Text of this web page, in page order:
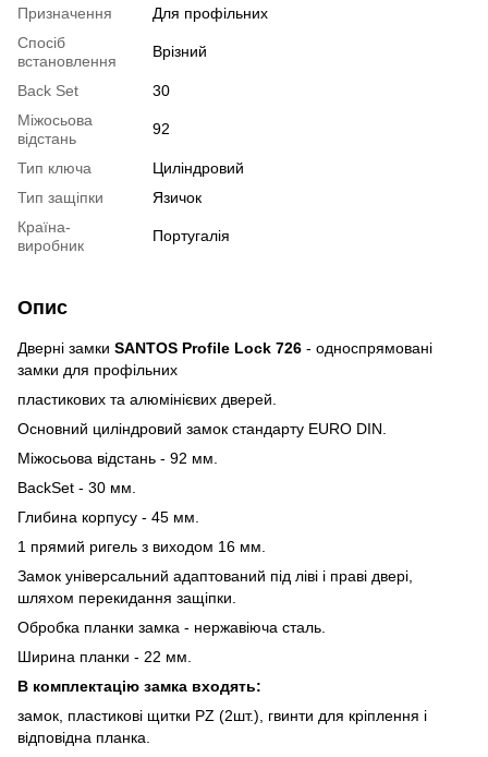
Призначення
Для профільних
Спосіб
встановлення
Врізний
Back Set
30
Міжосьова
відстань
92
Тип ключа
Циліндровий
Тип защіпки
Язичок
Країна-
виробник
Португалія
Опис
Дверні замки SANTOS Profile Lock 726 - односпрямовані
замки для профільних
пластикових та алюмінієвих дверей.
Основний циліндровий замок стандарту EURO DIN.
Міжосьова відстань - 92 мм.
BackSet - 30 мм.
Глибина корпусу - 45 мм.
1 прямий ригель з виходом 16 мм.
Замок універсальний адаптований під ліві і праві двері,
шляхом перекидання защіпки.
Обробка планки замка - нержавіюча сталь.
Ширина планки - 22 мм.
В комплектацію замка входять:
замок, пластикові щитки PZ (2шт.), гвинти для кріплення і
відповідна планка.